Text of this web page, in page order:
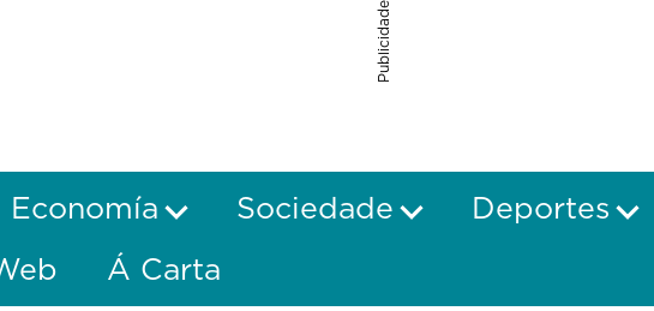
Publicidade
Economía Sociedade
Deportes
Á Carta